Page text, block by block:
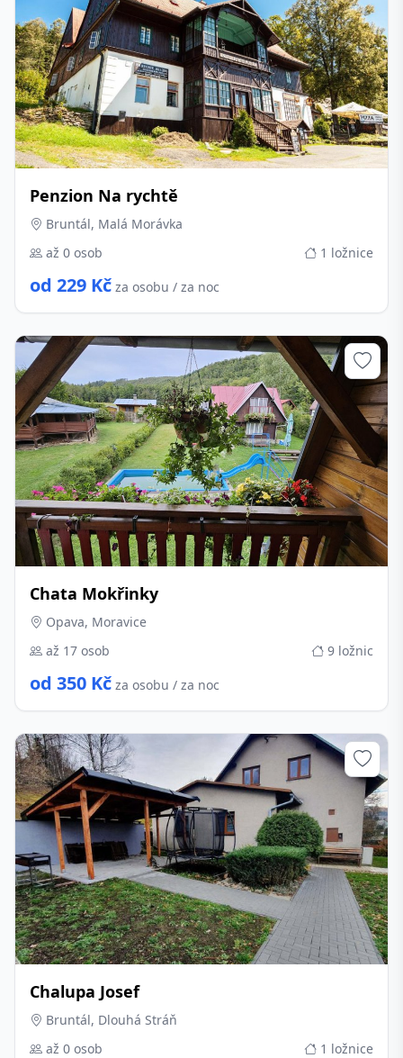
Penzion Na rychtě
Bruntál, Malá Morávka
až 0 osob
1 ložnice
od 229 Kč za osobu / za noc
Chata Mokřinky
Opava, Moravice
až 17 osob
9 ložnic
od 350 Kč za osobu / za noc
Chalupa Josef
Bruntál, Dlouhá Stráň
až 0 osob
1 ložnice